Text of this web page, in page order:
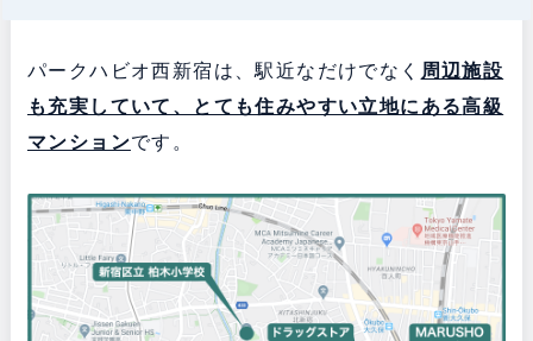
パークハビオ西新宿は、駅近なだけでなく 周辺施設
も充実していて、とても住みやすい立地にある高級
マンションです。